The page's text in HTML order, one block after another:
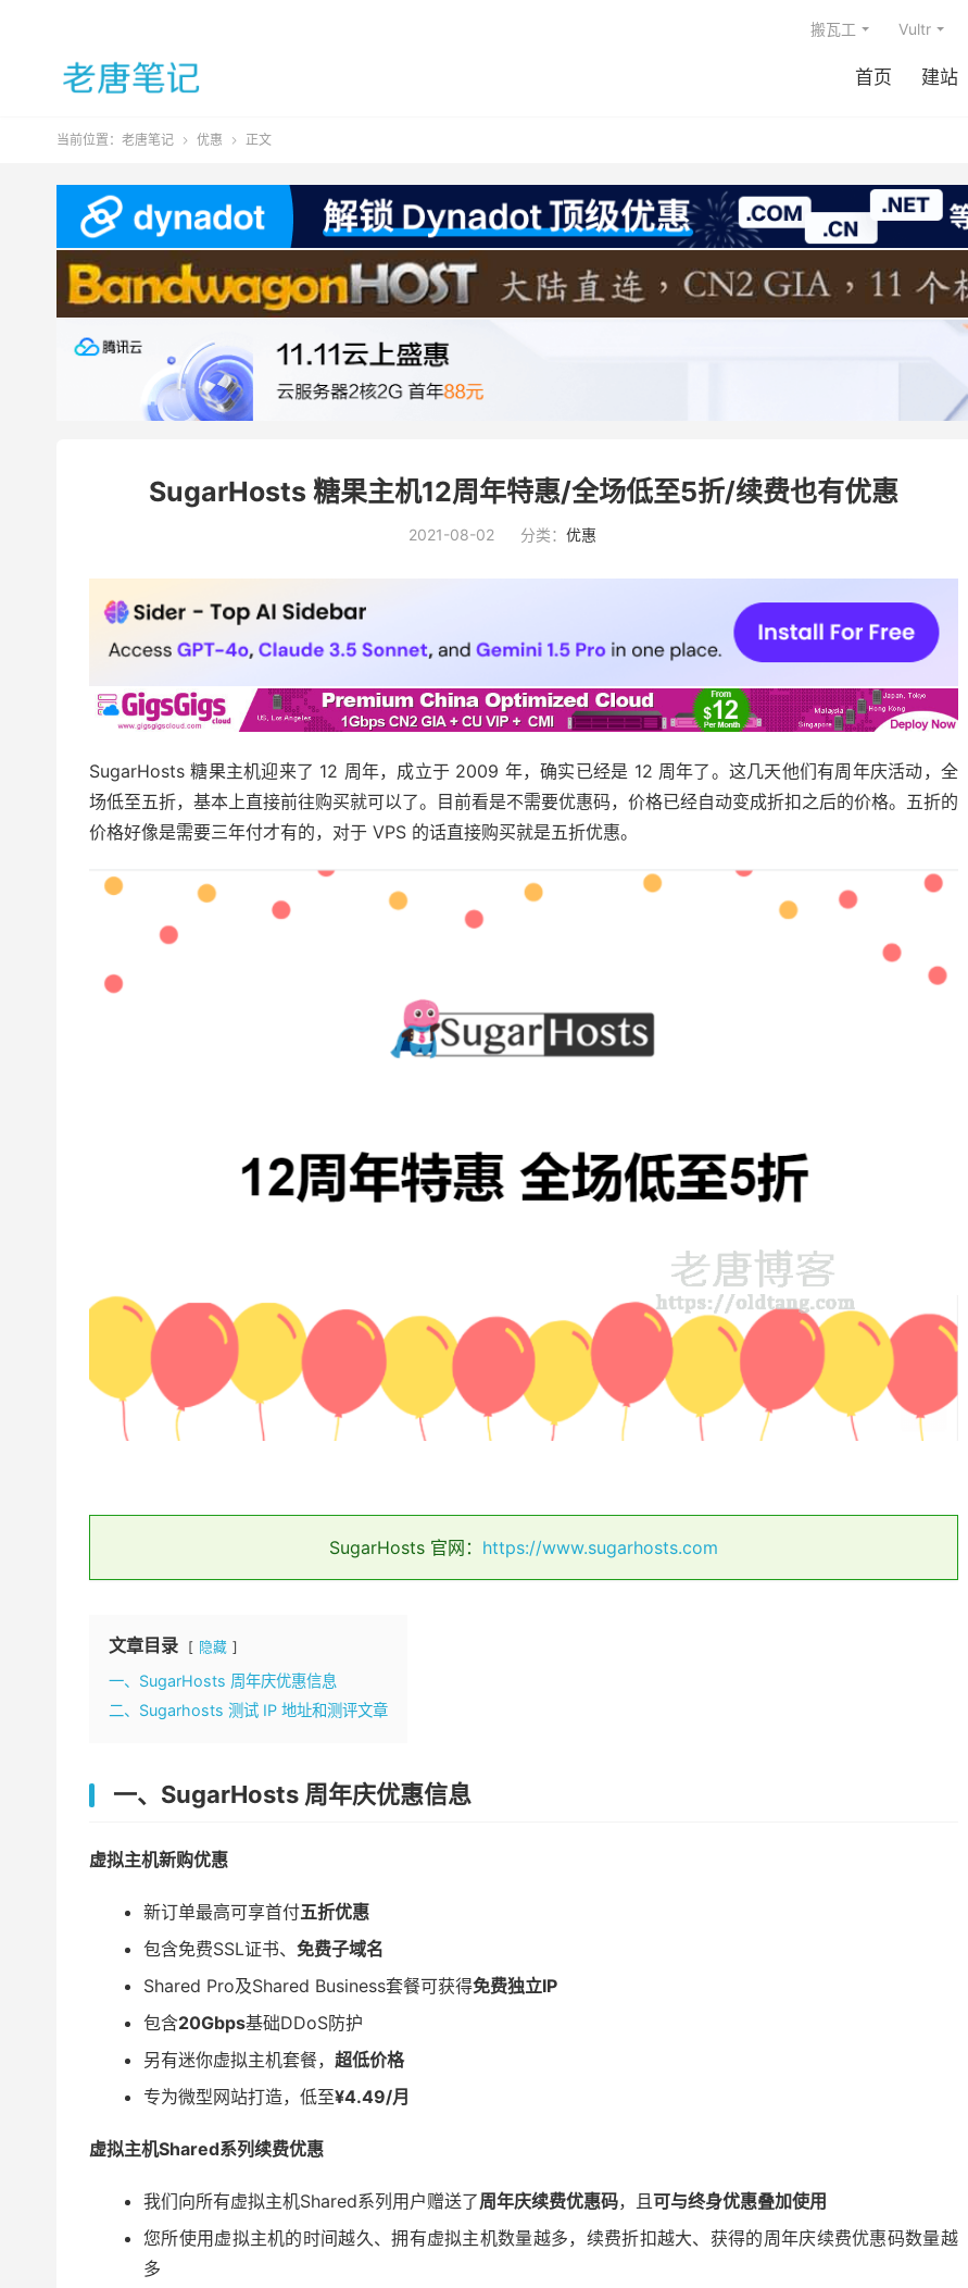
首页 建站
搬瓦工 Vultr
当前位置： 老唐笔记  优惠  正文
SugarHosts 糖果主机12周年特惠/全场低至5折/续费也有优惠
2021-08-02 分类： 优惠
SugarHosts 糖果主机迎来了 12 周年，成立于 2009 年，确实已经是 12 周年了。这几天他们有周年庆活动，全
场低至五折，基本上直接前往购买就可以了。目前看是不需要优惠码，价格已经自动变成折扣之后的价格。五折的
价格好像是需要三年付才有的，对于 VPS 的话直接购买就是五折优惠。
SugarHosts 官网： https://www.sugarhosts.com
文章目录 隐藏
一、SugarHosts 周年庆优惠信息
二、Sugarhosts 测试 IP 地址和测评文章
一、SugarHosts 周年庆优惠信息
虚拟主机新购优惠
新订单最高可享首付五折优惠
包含免费SSL证书、 免费子域名
Shared Pro及Shared Business套餐可获得免费独立IP
包含20Gbps基础DDoS防护
另有迷你虚拟主机套餐， 超低价格
专为微型网站打造，低至¥4.49/月
虚拟主机Shared系列续费优惠
我们向所有虚拟主机Shared系列用户赠送了周年庆续费优惠码，且可与终身优惠叠加使用
您所使用虚拟主机的时间越久、拥有虚拟主机数量越多， 续费折扣越大、获得的周年庆续费优惠码数量越
多